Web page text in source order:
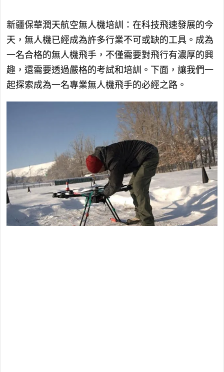
新疆保華潤天航空無人機培訓：在科技飛速發展的今
天，無人機已經成為許多行業不可或缺的工具。成為
一名合格的無人機飛手，不僅需要對飛行有濃厚的興
趣，還需要透過嚴格的考試和培訓。下面，讓我們一
起探索成為一名專業無人機飛手的必經之路。